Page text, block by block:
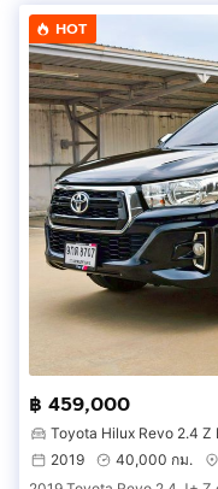
HOT
฿ 459,000
Toyota Hilux Revo 2.4 Z
2019
40,000 กม.